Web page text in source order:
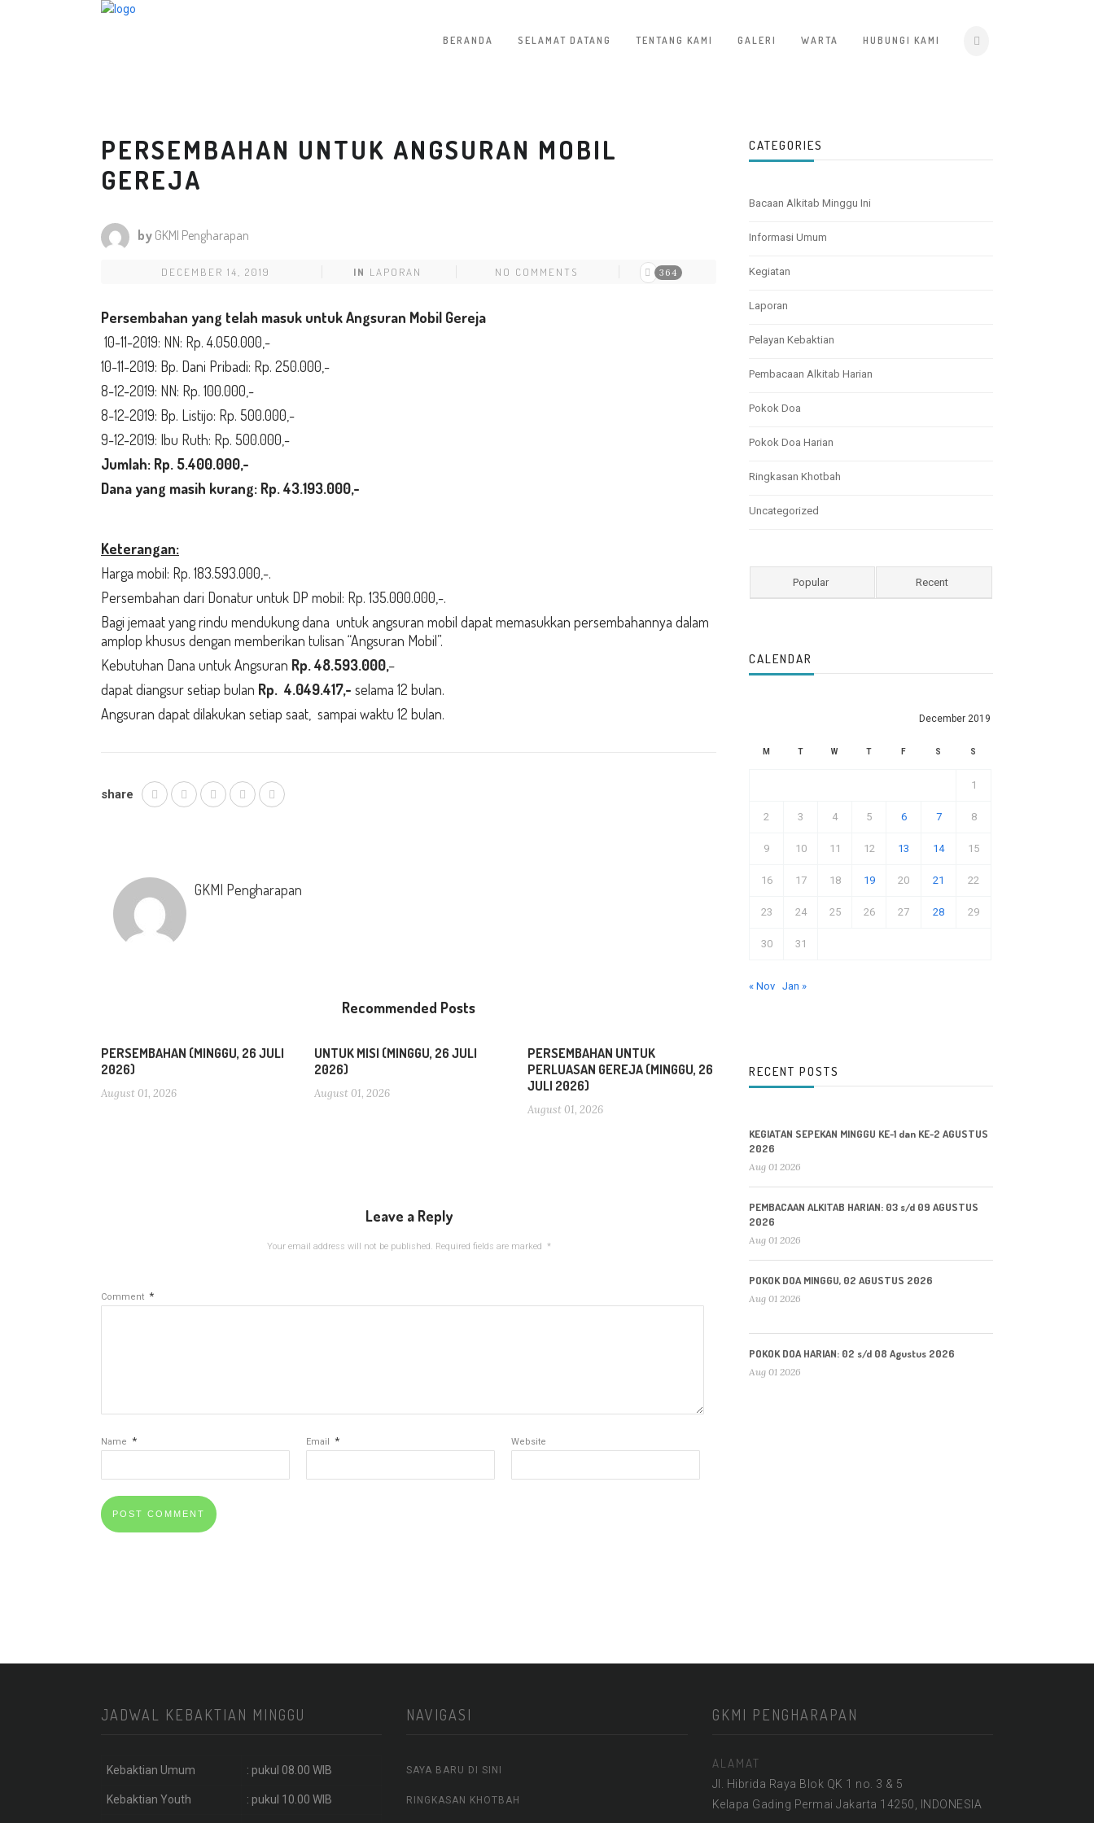
BERANDA SELAMAT DATANG TENTANG KAMI GALERI WARTA HUBUNGI KAMI
PERSEMBAHAN UNTUK ANGSURAN MOBIL
GEREJA
by GKMI Pengharapan
DECEMBER 14, 2019 IN LAPORAN NO COMMENTS 364
Persembahan yang telah masuk untuk Angsuran Mobil Gereja
10-11-2019: NN: Rp. 4.050.000,-
10-11-2019: Bp. Dani Pribadi: Rp. 250.000,-
8-12-2019: NN: Rp. 100.000,-
8-12-2019: Bp. Listijo: Rp. 500.000,-
9-12-2019: Ibu Ruth: Rp. 500.000,-
Jumlah: Rp. 5.400.000,-
Dana yang masih kurang: Rp. 43.193.000,-
Keterangan:
Harga mobil: Rp. 183.593.000,-.
Persembahan dari Donatur untuk DP mobil: Rp. 135.000.000,-.
Bagi jemaat yang rindu mendukung dana untuk angsuran mobil dapat memasukkan persembahannya dalam
amplop khusus dengan memberikan tulisan “Angsuran Mobil”.
Kebutuhan Dana untuk Angsuran Rp.48.593.000,–
dapat diangsur setiap bulan Rp. 4.049.417,- selama 12 bulan.
Angsuran dapat dilakukan setiap saat, sampai waktu 12 bulan.
share
GKMI Pengharapan
Recommended Posts
PERSEMBAHAN (MINGGU, 26 JULI
2026)
August 01, 2026
UNTUK MISI (MINGGU, 26 JULI
2026)
August 01, 2026
PERSEMBAHAN UNTUK
PERLUASAN GEREJA (MINGGU, 26
JULI 2026)
August 01, 2026
Leave a Reply
Your email address will not be published. Required fields are marked *
Comment *
Name * Email * Website
CATEGORIES
Bacaan Alkitab Minggu Ini
Informasi Umum
Kegiatan
Laporan
Pelayan Kebaktian
Pembacaan Alkitab Harian
Pokok Doa
Pokok Doa Harian
Ringkasan Khotbah
Uncategorized
Popular Recent
CALENDAR
December 2019
M T W T F S S
1
2 3 4 5 6 7 8
9 10 11 12 13 14 15
16 17 18 19 20 21 22
23 24 25 26 27 28 29
30 31
« Nov Jan »
RECENT POSTS
KEGIATAN SEPEKAN MINGGU KE-1 dan KE-2 AGUSTUS
2026
Aug 01 2026
PEMBACAAN ALKITAB HARIAN: 03 s/d 09 AGUSTUS
2026
Aug 01 2026
POKOK DOA MINGGU, 02 AGUSTUS 2026
Aug 01 2026
POKOK DOA HARIAN: 02 s/d 08 Agustus 2026
Aug 01 2026
JADWAL KEBAKTIAN MINGGU
Kebaktian Umum : pukul 08.00 WIB
Kebaktian Youth : pukul 10.00 WIB
NAVIGASI
SAYA BARU DI SINI
RINGKASAN KHOTBAH
GKMI PENGHARAPAN
ALAMAT
Jl. Hibrida Raya Blok QK 1 no. 3 & 5
Kelapa Gading Permai Jakarta 14250, INDONESIA